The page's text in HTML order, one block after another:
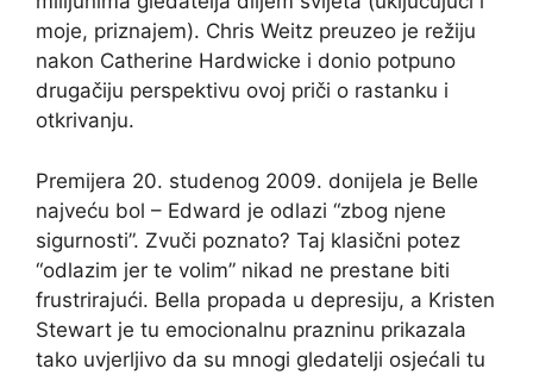
moje, priznajem). Chris Weitz preuzeo je režiju
nakon Catherine Hardwicke i donio potpuno
drugačiju perspektivu ovoj priči o rastanku i
otkrivanju.
Premijera 20. studenog 2009. donijela je Belle
najveću bol – Edward je odlazi “zbog njene
sigurnosti”. Zvuči poznato? Taj klasični potez
“odlazim jer te volim” nikad ne prestane biti
frustrirajući. Bella propada u depresiju, a Kristen
Stewart je tu emocionalnu prazninu prikazala
tako uvjerljivo da su mnogi gledatelji osjećali tu